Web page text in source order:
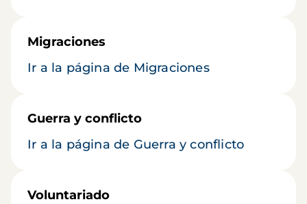
Migraciones
Ir a la página de Migraciones
Guerra y conflicto
Ir a la página de Guerra y conflicto
Voluntariado